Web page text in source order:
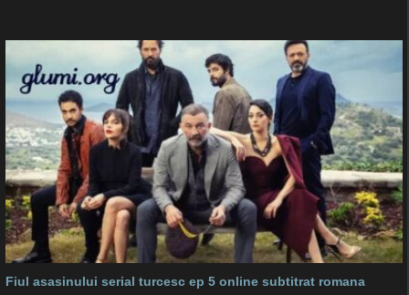
Fiul asasinului serial turcesc ep 5 online subtitrat romana